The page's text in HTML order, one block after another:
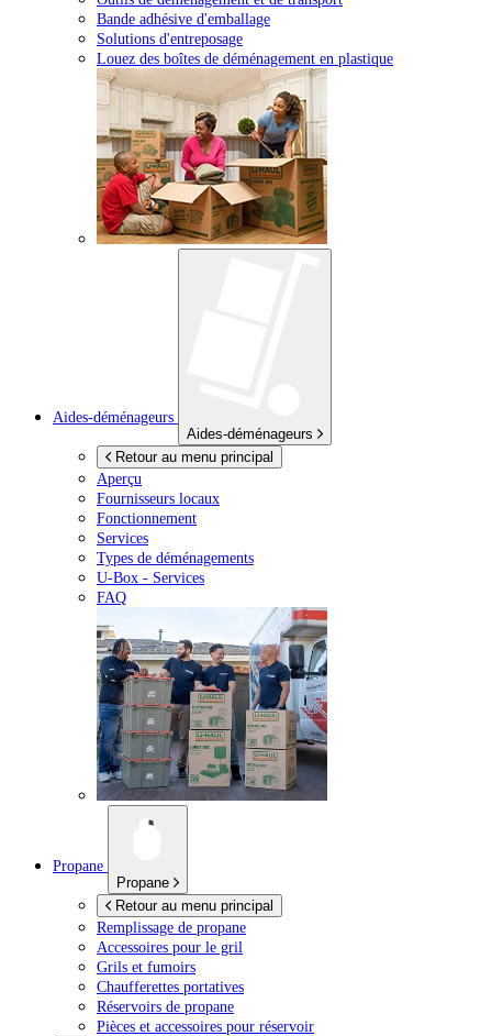
Bande adhésive d'emballage
Solutions d'entreposage
Louez des boîtes de déménagement en plastique
Aides-déménageurs
Aides-déménageurs
Retour au menu principal
Aperçu
Fournisseurs locaux
Fonctionnement
Services
Types de déménagements
U-Box - Services
FAQ
Propane
Propane
Retour au menu principal
Remplissage de propane
Accessoires pour le gril
Grils et fumoirs
Chaufferettes portatives
Réservoirs de propane
Pièces et accessoires pour réservoir